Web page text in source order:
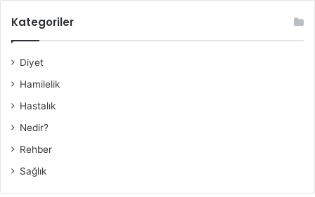
Kategoriler
Diyet
Hamilelik
Hastalık
Nedir?
Rehber
Sağlık